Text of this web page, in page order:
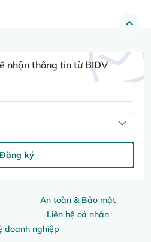
An toàn & Bảo mật
Liên hệ cá nhân
doanh nghiệp
nhận thông tin từ BIDV
Đăng ký